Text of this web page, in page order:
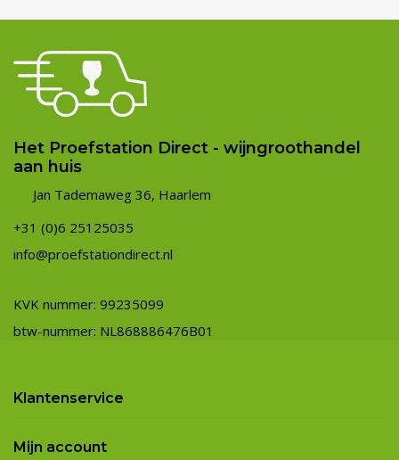
Het Proefstation Direct - wijngroothandel
aan huis
Jan Tademaweg 36, Haarlem
+31 (0)6 25125035
info@proefstationdirect.nl
KVK nummer: 99235099
btw-nummer: NL868886476B01
Klantenservice
Mijn account